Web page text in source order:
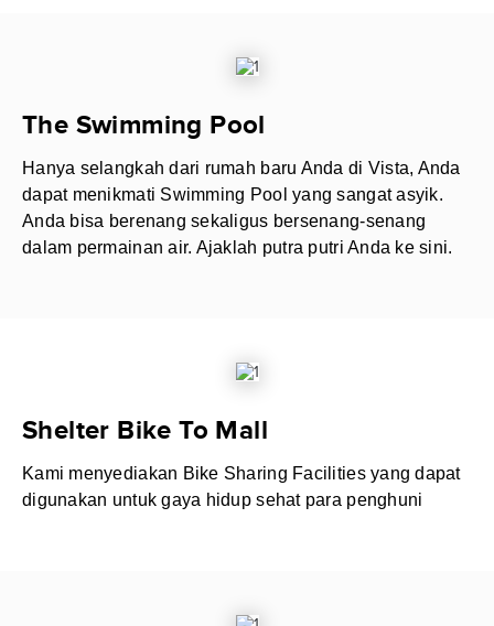
The Swimming Pool
Hanya selangkah dari rumah baru Anda di Vista, Anda
dapat menikmati Swimming Pool yang sangat asyik.
Anda bisa berenang sekaligus bersenang-senang
dalam permainan air. Ajaklah putra putri Anda ke sini.
Shelter Bike To Mall
Kami menyediakan Bike Sharing Facilities yang dapat
digunakan untuk gaya hidup sehat para penghuni